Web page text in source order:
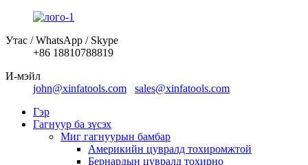
Утас / WhatsApp / Skype
+86 18810788819
И-мэйл
john@xinfatools.com
sales@xinfatools.com
Гэр
Гагнуур ба зүсэх
Миг гагнуурын бамбар
Америкийн цувралд тохиромжтой
Бернардын цувралд тохирно